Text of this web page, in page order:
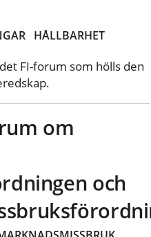
HÅLLBARHET
FI-forum som hölls den
om
och